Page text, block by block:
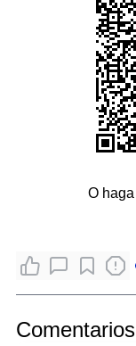
O haga
Comentarios